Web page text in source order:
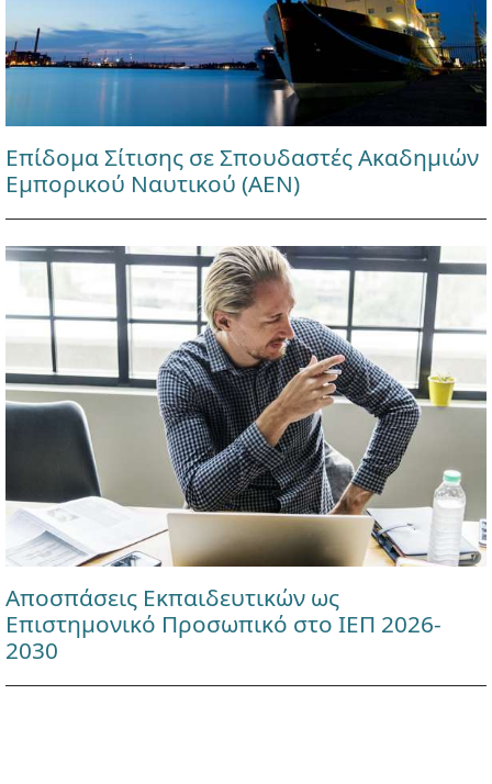
Επίδομα Σίτισης σε Σπουδαστές Ακαδημιών
Εμπορικού Ναυτικού (ΑΕΝ)
Αποσπάσεις Εκπαιδευτικών ως
Επιστημονικό Προσωπικό στο ΙΕΠ 2026-
2030